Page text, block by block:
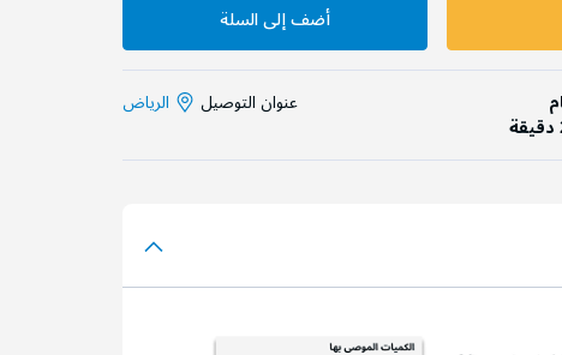
أضف إلى السلة
عنوان التوصيل الرياض